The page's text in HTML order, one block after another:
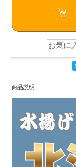
商品説明